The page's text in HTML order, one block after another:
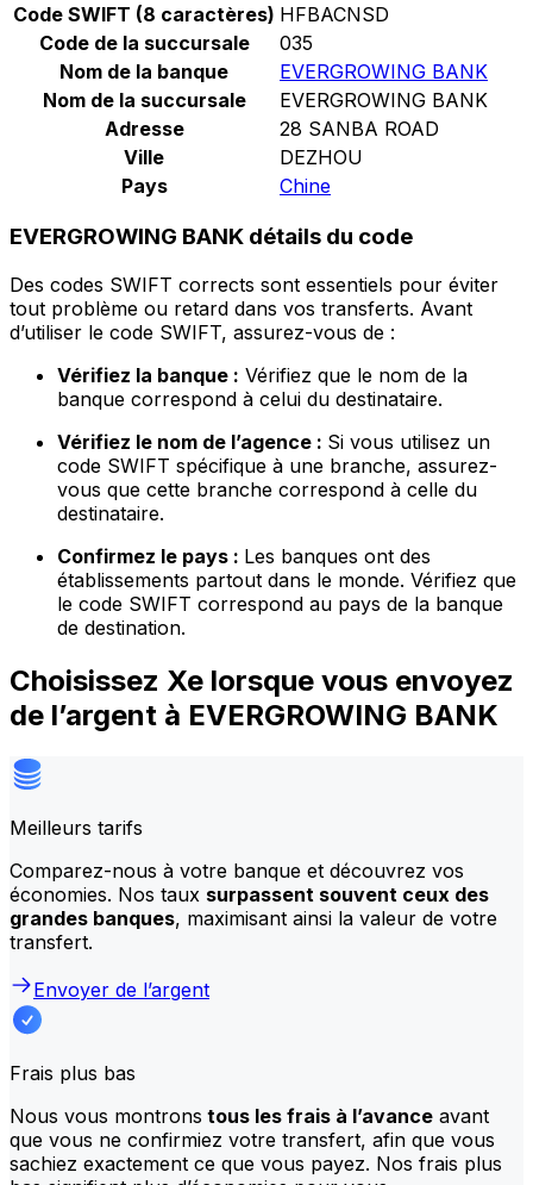
Code SWIFT (8 caractères) HFBACNSD
Code de la succursale
035
Nom de la banque
EVERGROWING BANK
Nom de la succursale
EVERGROWING BANK
Adresse
28 SANBA ROAD
Ville
DEZHOU
Pays
Chine
EVERGROWING BANK détails du code
Des codes SWIFT corrects sont essentiels pour éviter
tout problème ou retard dans vos transferts. Avant
d’utiliser le code SWIFT, assurez-vous de :
Vérifiez la banque : Vérifiez que le nom de la
banque correspond à celui du destinataire.
Vérifiez le nom de l’agence : Si vous utilisez un
code SWIFT spécifique à une branche, assurez-
vous que cette branche correspond à celle du
destinataire.
Confirmez le pays : Les banques ont des
établissements partout dans le monde. Vérifiez que
le code SWIFT correspond au pays de la banque
de destination.
Choisissez Xe lorsque vous envoyez
de l’argent à EVERGROWING BANK
Meilleurs tarifs
Comparez-nous à votre banque et découvrez vos
économies. Nos taux surpassent souvent ceux des
grandes banques, maximisant ainsi la valeur de votre
transfert.
Envoyer de l’argent
Frais plus bas
Nous vous montrons tous les frais à l’avance avant
que vous ne confirmiez votre transfert, afin que vous
sachiez exactement ce que vous payez. Nos frais plus